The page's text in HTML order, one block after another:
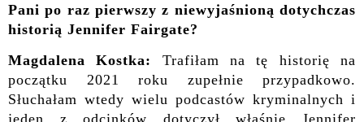
Pani po raz pierwszy z niewyjaśnioną dotychczas
historią Jennifer Fairgate?
Magdalena Kostka: Trafiłam na tę historię na
początku 2021 roku zupełnie przypadkowo.
Słuchałam wtedy wielu podcastów kryminalnych i